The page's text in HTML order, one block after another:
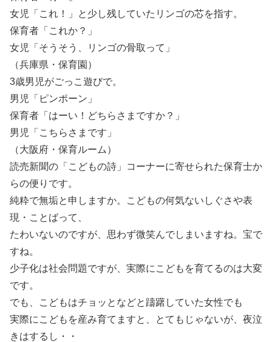
女児「これ！」と少し残していたリンゴの芯を指す。
保育者「これか？」
女児「そうそう、リンゴの骨取って」
（兵庫県・保育園）
3歳男児がごっこ遊びで。
男児「ピンポーン」
保育者「はーい！どちらさまですか？」
男児「こちらさまです」
（大阪府・保育ルーム）
読売新聞の「こどもの詩」コーナーに寄せられた保育士か
らの便りです。
純粋で無垢と申しますか。こどもの何気ないしぐさや表
現・ことばって、
たわいないのですが、思わず微笑んでしまいますね。宝で
すね。
少子化は社会問題ですが、実際にこどもを育てるのは大変
です。
でも、こどもはチョッとなどと躊躇していた女性でも
実際にこどもを産み育てますと、とてもじゃないが、夜泣
きはするし・・